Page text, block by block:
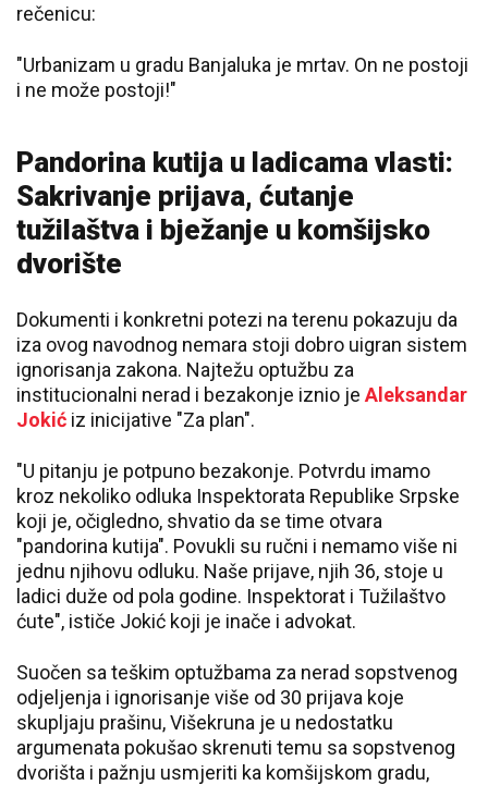
rečenicu:
"Urbanizam u gradu Banjaluka je mrtav. On ne postoji
i ne može postoji!"
Pandorina kutija u ladicama vlasti:
Sakrivanje prijava, ćutanje
tužilaštva i bježanje u komšijsko
dvorište
Dokumenti i konkretni potezi na terenu pokazuju da
iza ovog navodnog nemara stoji dobro uigran sistem
ignorisanja zakona. Najtežu optužbu za
institucionalni nerad i bezakonje iznio je Aleksandar
Jokić iz inicijative "Za plan".
"U pitanju je potpuno bezakonje. Potvrdu imamo
kroz nekoliko odluka Inspektorata Republike Srpske
koji je, očigledno, shvatio da se time otvara
"pandorina kutija". Povukli su ručni i nemamo više ni
jednu njihovu odluku. Naše prijave, njih 36, stoje u
ladici duže od pola godine. Inspektorat i Tužilaštvo
ćute", ističe Jokić koji je inače i advokat.
Suočen sa teškim optužbama za nerad sopstvenog
odjeljenja i ignorisanje više od 30 prijava koje
skupljaju prašinu, Višekruna je u nedostatku
argumenata pokušao skrenuti temu sa sopstvenog
dvorišta i pažnju usmjeriti ka komšijskom gradu,